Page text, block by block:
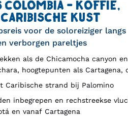
COLOMBIA - KOFFIE,
KUST
voor de soloreiziger langs
verborgen pareltjes
als de Chicamocha canyon
hoogtepunten als Cartagena,
Caribische strand bij Palomino
inbegrepen en rechstreekse
en vanaf Cartagena